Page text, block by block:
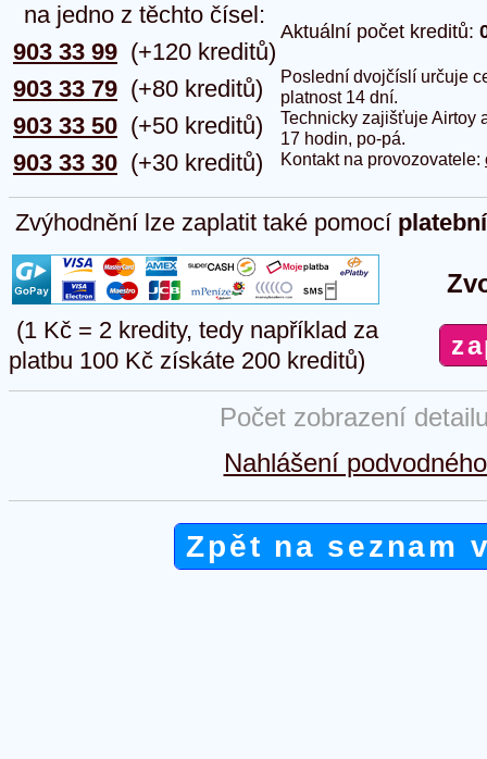
na jedno z těchto čísel:
903 33 99
903 33 79
903 33 50
903 33 30
(+120 kreditů)
(+80 kreditů)
(+50 kreditů)
(+30 kreditů)
Aktuální počet kreditů:
Poslední dvojčíslí určuje
platnost 14 dní.
Technicky zajišťuje Airtoy
17 hodin, po-pá.
Kontakt na provozovatele:
Zvýhodnění lze zaplatit také pomocí
(1 Kč = 2 kredity, tedy například za
platbu 100 Kč získáte 200 kreditů)
Počet zobrazení
Nahlášení
Zpět na seznam